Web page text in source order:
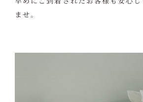
ませ。